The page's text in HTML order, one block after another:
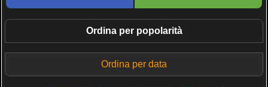
Ordina per popolarità
Ordina per data